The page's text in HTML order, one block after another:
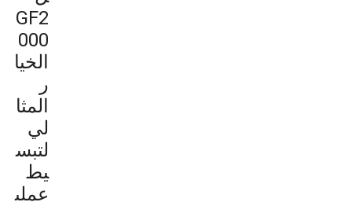
GF2
000
الخيا
ر
المثا
لي
لتبس
يط
عملي